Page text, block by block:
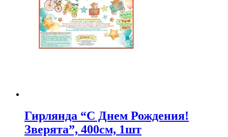
Гирлянда “С Днем Рождения!
Зверята”, 400см, 1шт